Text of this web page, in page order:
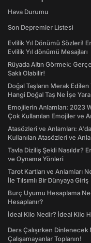
Hava Durumu
Son Depremler Listesi
Evlilik Yıl Dönümü Sözleri!
Evlilik Yıl dönümü Mesajları
Rüyada Altın Görmek:
Saklı Olabilir!
Doğal Taşların Merak
Hangi Doğal Taş Ne İşe
Emojilerin Anlamları: 2023
Çok Kullanılan Emojiler ve
Atasözleri ve Anlamları:
Kullanılan Atasözleri ve
Tavla Diziliş Şekli Nasıldır?
ve Oynama Yönleri
Tarot Kartları ve Anlamları
İle Tılsımlı Bir Dünyaya Giriş
Burç Uyumu Hesaplama
Hesaplanır?
İdeal Kilo Nedir? İdeal Kilo
Ders Çalışırken
Çalışamayanlar Toplanın!